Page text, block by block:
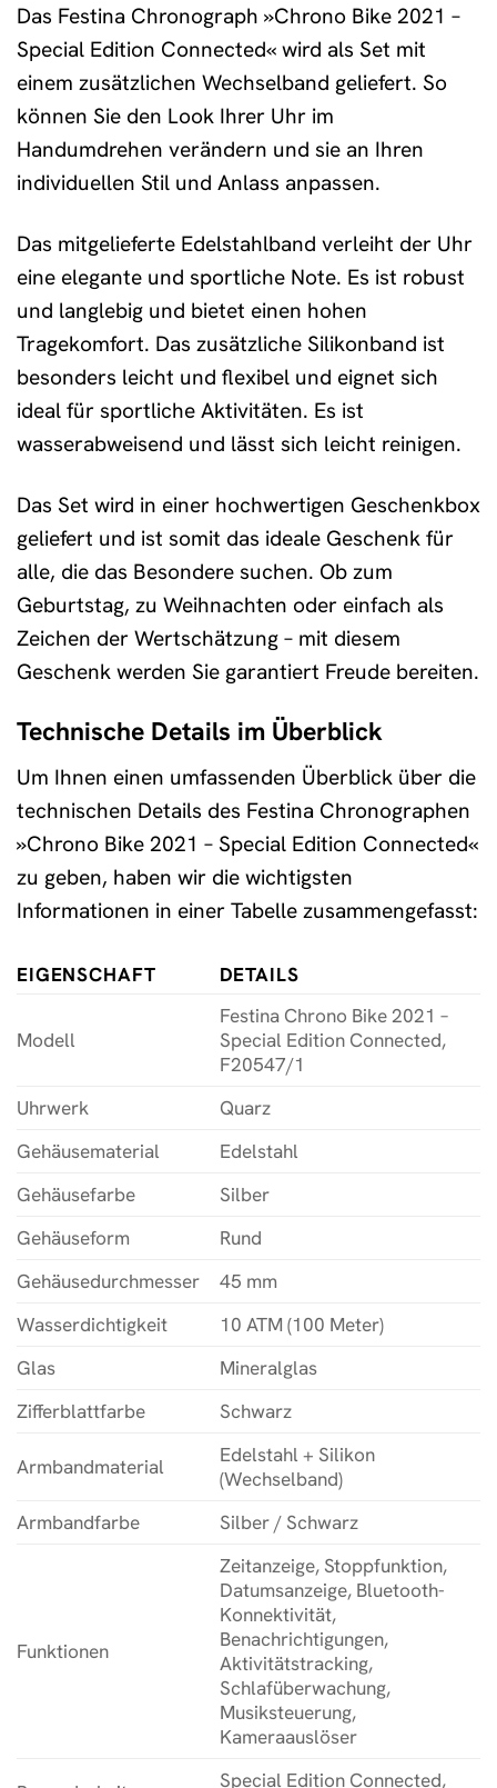
Das Festina Chronograph »Chrono Bike 2021 –
Special Edition Connected« wird als Set mit
einem zusätzlichen Wechselband geliefert. So
können Sie den Look Ihrer Uhr im
Handumdrehen verändern und sie an Ihren
individuellen Stil und Anlass anpassen.
Das mitgelieferte Edelstahlband verleiht der Uhr
eine elegante und sportliche Note. Es ist robust
und langlebig und bietet einen hohen
Tragekomfort. Das zusätzliche Silikonband ist
besonders leicht und flexibel und eignet sich
ideal für sportliche Aktivitäten. Es ist
wasserabweisend und lässt sich leicht reinigen.
Das Set wird in einer hochwertigen Geschenkbox
geliefert und ist somit das ideale Geschenk für
alle, die das Besondere suchen. Ob zum
Geburtstag, zu Weihnachten oder einfach als
Zeichen der Wertschätzung – mit diesem
Geschenk werden Sie garantiert Freude bereiten.
Technische Details im Überblick
Um Ihnen einen umfassenden Überblick über die
technischen Details des Festina Chronographen
»Chrono Bike 2021 – Special Edition Connected«
zu geben, haben wir die wichtigsten
Informationen in einer Tabelle zusammengefasst:
EIGENSCHAFT DETAILS
Modell
Festina Chrono Bike 2021 –
Special Edition Connected,
F20547/1
Uhrwerk
Quarz
Gehäusematerial
Edelstahl
Gehäusefarbe
Silber
Gehäuseform
Rund
Gehäusedurchmesser
45 mm
Wasserdichtigkeit
10 ATM (100 Meter)
Glas
Mineralglas
Zifferblattfarbe
Schwarz
Armbandmaterial
Edelstahl + Silikon
(Wechselband)
Armbandfarbe
Silber / Schwarz
Funktionen
Zeitanzeige, Stoppfunktion,
Datumsanzeige, Bluetooth-
Konnektivität,
Benachrichtigungen,
Aktivitätstracking,
Schlafüberwachung,
Musiksteuerung,
Kameraauslöser
Special Edition Connected,